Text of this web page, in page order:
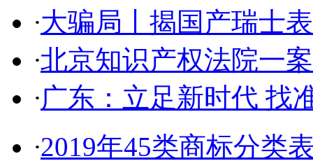
·大骗局丨揭国产瑞士
·北京知识产权法院一
·广东：立足新时代 找
·2019年45类商标分类